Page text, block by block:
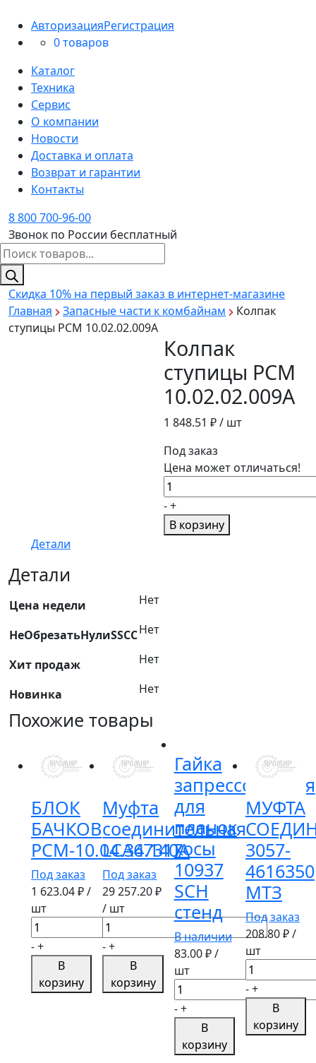
АвторизацияРегистрация
0 товаров
Каталог
Техника
Сервис
О компании
Новости
Доставка и оплата
Возврат и гарантии
Контакты
8 800 700-96-00
Звонок по России бесплатный
Поиск
товаров
Скидка 10% на первый заказ в интернет-магазине
Главная
Запасные части к комбайнам
Колпак
ступицы РСМ 10.02.02.009А
Колпак
ступицы РСМ
10.02.02.009А
1 848.51₽ / шт
Под заказ
Цена может отличаться!
Количество
товара
Колпак
ступицы
- +
В корзину
Детали
Детали
Цена недели Нет
НеОбрезатьНулиSSCCНет
Хит продаж Нет
Новинка Нет
Похожие товары
БЛОК
БАЧКОВ
РСМ-10.04.34.140А
Под заказ
1 623.04₽ /
шт
Количество
товара
БЛОК
РСМ-10.04.34.140А
-+
В
корзину
Муфта
соединительная
LCA67317
Под заказ
29 257.20₽
/ шт
Количество
товара
Муфта
соединительная
LCA67317
-+
В
корзину
Гайка
запрессовочная
для
планок
косы
10937
SCH
стенд
В наличии
83.00₽ /
шт
Количество
товара
Гайка
запрессовочная
для
-+
В
корзину
МУФТА
3057-
4616350
МТЗ
Под заказ
208.80₽ /
шт
Количество
товара
МУФТА
3057-
-+
В
корзину